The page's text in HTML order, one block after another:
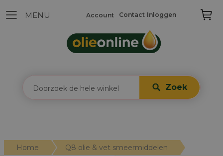
Zoek
Contact Inloggen
Account
Home
Q8 olie & vet smeermiddelen